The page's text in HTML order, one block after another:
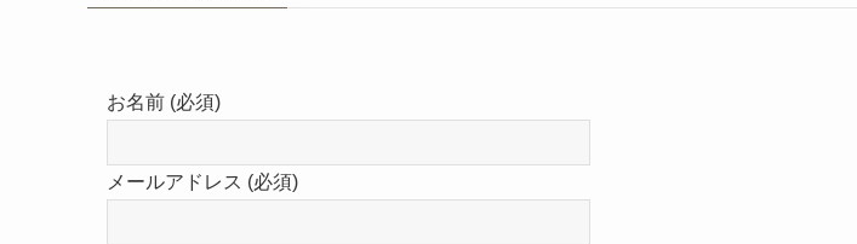
お名前 (必須)
メールアドレス (必須)